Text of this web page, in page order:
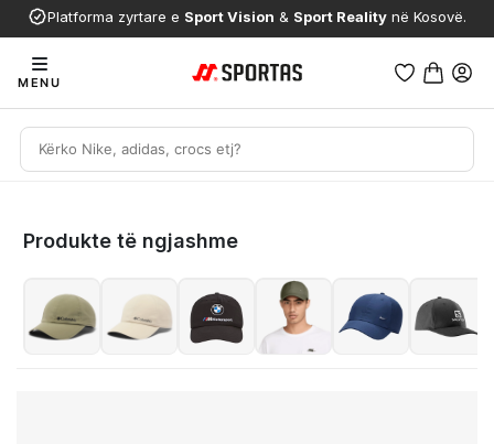
Platforma zyrtare e Sport Vision & Sport Reality në Kosovë.
MENU
Produkte të ngjashme